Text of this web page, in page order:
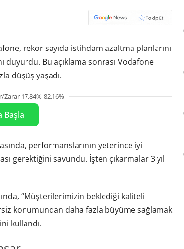
rekor sayıda istihdam azaltma planlarını
duyurdu. Bu açıklama sonrası Vodafone
düşüş yaşadı.
17.84%-82.16%
Başla
performanslarının yeterince iyi
gerektiğini savundu. İşten çıkarmalar 3 yıl
“Müşterilerimizin beklediği kaliteli
konumundan daha fazla büyüme sağlamak
kullandı.